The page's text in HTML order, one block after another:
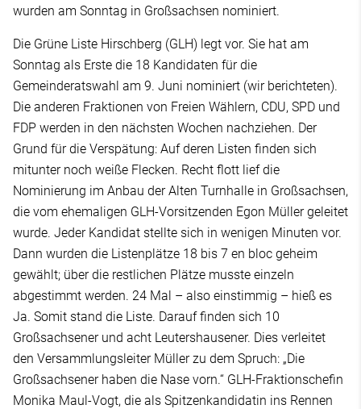
wurden am Sonntag in Großsachsen nominiert.
Die Grüne Liste Hirschberg (GLH) legt vor. Sie hat am
Sonntag als Erste die 18 Kandidaten für die
Gemeinderatswahl am 9. Juni nominiert (wir berichteten).
Die anderen Fraktionen von Freien Wählern, CDU, SPD und
FDP werden in den nächsten Wochen nachziehen. Der
Grund für die Verspätung: Auf deren Listen finden sich
mitunter noch weiße Flecken. Recht flott lief die
Nominierung im Anbau der Alten Turnhalle in Großsachsen,
die vom ehemaligen GLH-Vorsitzenden Egon Müller geleitet
wurde. Jeder Kandidat stellte sich in wenigen Minuten vor.
Dann wurden die Listenplätze 18 bis 7 en bloc geheim
gewählt; über die restlichen Plätze musste einzeln
abgestimmt werden. 24 Mal – also einstimmig – hieß es
Ja. Somit stand die Liste. Darauf finden sich 10
Großsachsener und acht Leutershausener. Dies verleitet
den Versammlungsleiter Müller zu dem Spruch: „Die
Großsachsener haben die Nase vorn.“ GLH-Fraktionschefin
Monika Maul-Vogt, die als Spitzenkandidatin ins Rennen